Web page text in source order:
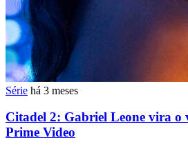
Série há 3 meses
Citadel 2: Gabriel Leone vira
Prime Video